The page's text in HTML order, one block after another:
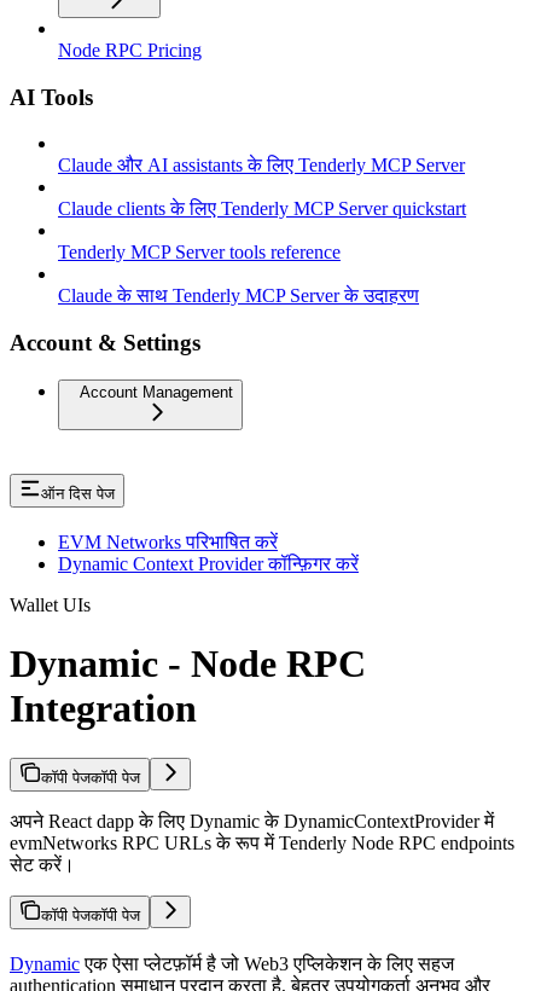
Node RPC Pricing
AI Tools
Claude और AI assistants के लिए Tenderly MCP Server
Claude clients के लिए Tenderly MCP Server quickstart
Tenderly MCP Server tools reference
Claude के साथ Tenderly MCP Server के उदाहरण
Account & Settings
Account Management
ऑन दिस पेज
EVM Networks परिभाषित करें
Dynamic Context Provider कॉन्फ़िगर करें
Wallet UIs
Dynamic - Node RPC
Integration
कॉपी पेजकॉपी पेज
अपने React dapp के लिए Dynamic के DynamicContextProvider में
evmNetworks RPC URLs के रूप में Tenderly Node RPC endpoints
सेट करें।
कॉपी पेजकॉपी पेज
Dynamicएक ऐसा प्लेटफ़ॉर्म है जो Web3 एप्लिकेशन के लिए सहज
authentication समाधान प्रदान करता है, बेहतर उपयोगकर्ता अनुभव और